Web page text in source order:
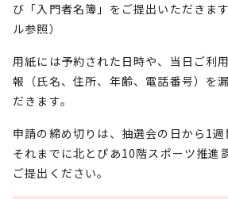
び「入門者名簿」をご提出いただきま
ル参照）
用紙には予約された日時や、当日ご利
報（氏名、住所、年齢、電話番号）を
だきます。
申請の締め切りは、抽選会の日から1週
それまでに北とぴあ10階スポーツ推進
ご提出ください。